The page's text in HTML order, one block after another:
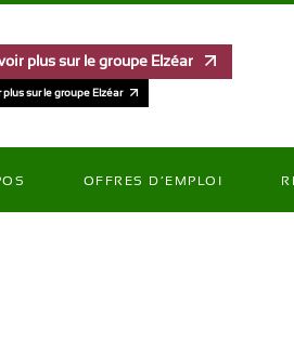
plus sur le groupe Elzéar
plus sur le groupe Elzéar
OFFRES D’EMPLOI